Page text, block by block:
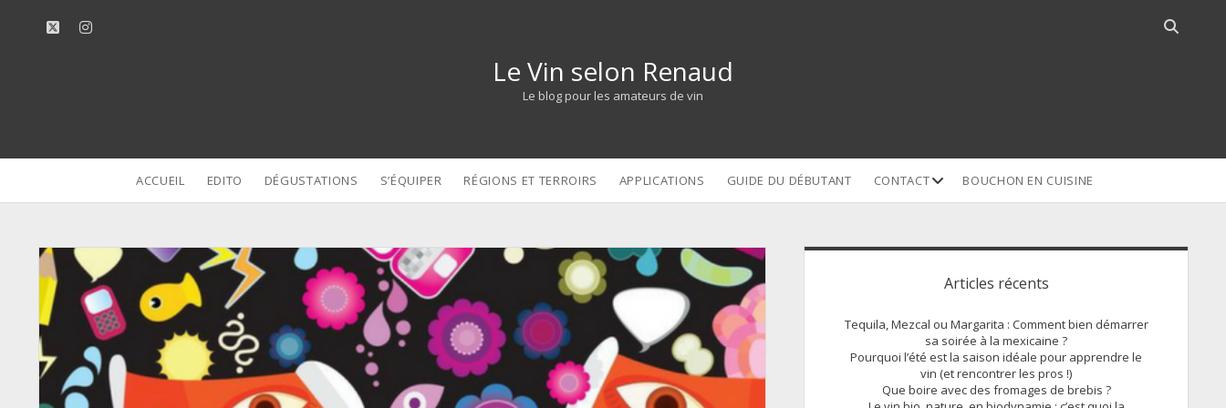
twitterinstagram
Open
Le Vin selon Renaud
Le blog pour les amateurs de vin
ACCUEIL EDITO DÉGUSTATIONS S’ÉQUIPER RÉGIONS ET TERROIRS APPLICATIONS GUIDE DU DÉBUTANT CONTACTopenBOUCHON EN CUISINE
Sidebar
Articles récents
Tequila, Mezcal ou Margarita : Comment bien démarrer
sa soirée à la mexicaine ?
Pourquoi l’été est la saison idéale pour apprendre le
vin (et rencontrer les pros !)
Que boire avec des fromages de brebis ?